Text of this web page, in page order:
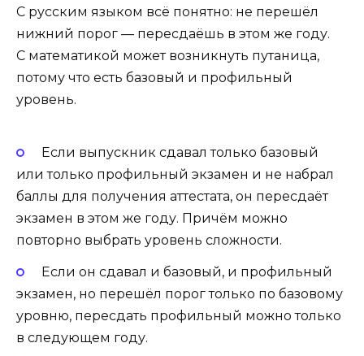
С русским языком всё понятно: не перешёл
нижний порог — пересдаёшь в этом же году.
С математикой может возникнуть путаница,
потому что есть базовый и профильный
уровень.
Если выпускник сдавал только базовый
или только профильный экзамен и не набрал
баллы для получения аттестата, он пересдаёт
экзамен в этом же году. Причём можно
повторно выбрать уровень сложности.
Если он сдавал и базовый, и профильный
экзамен, но перешёл порог только по базовому
уровню, пересдать профильный можно только
в следующем году.